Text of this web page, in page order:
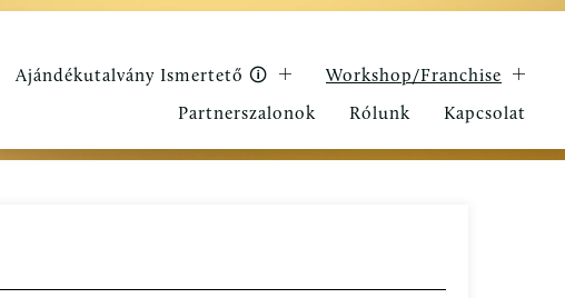
Ajándékutalvány Ismertető 🛈 Workshop/Franchise
Partnerszalonok Rólunk Kapcsolat